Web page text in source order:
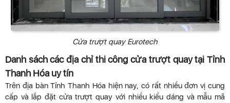
Cửa trượt quay Eurotech
Danh sách các địa chỉ thi công cửa trượt quay tại Tỉnh
Thanh Hóa uy tín
Trên địa bàn Tỉnh Thanh Hóa hiện nay, có rất nhiều đơn vị cung
cấp và lắp đặt cửa trượt quay với nhiều kiểu dáng và mẫu mã